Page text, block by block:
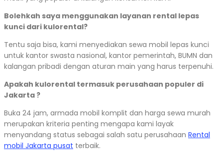
Bolehkah saya menggunakan layanan rental lepas
kunci dari kulorental?
Tentu saja bisa, kami menyediakan sewa mobil lepas kunci
untuk kantor swasta nasional, kantor pemerintah, BUMN dan
kalangan pribadi dengan aturan main yang harus terpenuhi.
Apakah kulorental termasuk perusahaan populer di
Jakarta ?
Buka 24 jam, armada mobil komplit dan harga sewa murah
merupakan kriteria penting mengapa kami layak
menyandang status sebagai salah satu perusahaan Rental
mobil Jakarta pusat terbaik.